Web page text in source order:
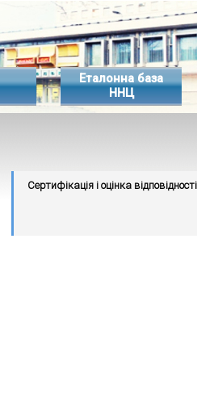
Еталонна база
ННЦ
Сертифікація і оцінка відповідності